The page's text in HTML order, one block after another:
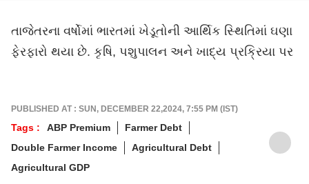
તાજેતરના વર્ષોમાં ભારતમાં ખેડૂતોની આર્થિક સ્થિતિમાં ઘણા
ફેરફારો થયા છે. કૃષિ, પશુપાલન અને ખાદ્ય પ્રક્રિયા પર
PUBLISHED AT : SUN, DECEMBER 22,2024, 7:55 PM (IST)
Tags : ABP Premium
Farmer Debt
Double Farmer Income
Agricultural Debt
Agricultural GDP